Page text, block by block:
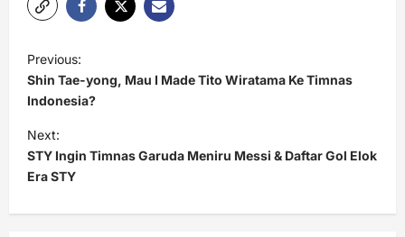
o
s
t
n
a
v
Previous:
Shin Tae-yong, Mau I Made Tito Wiratama Ke Timnas
Indonesia?
Next:
STY Ingin Timnas Garuda Meniru Messi & Daftar Gol Elok
Era STY